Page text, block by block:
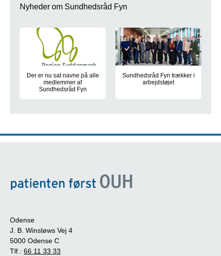
Nyheder om Sundhedsråd Fyn
Der er nu sat navne på alle
medlemmer af
Sundhedsråd Fyn
Sundhedsråd Fyn trækker i
arbejdstøjet
Odense
J. B. Winsløws Vej 4
5000 Odense C
Tlf.: 66 11 33 33